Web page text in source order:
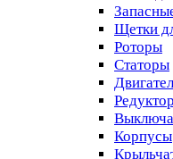
Щетки
Роторы
Статоры
Корпусы